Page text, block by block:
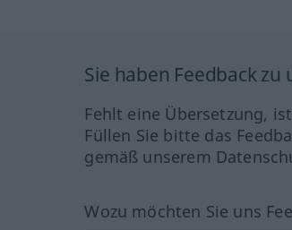
Sie haben Feedback
Fehlt eine Übersetzung,
Füllen Sie bitte das
gemäß unserem
Wozu möchten Sie uns